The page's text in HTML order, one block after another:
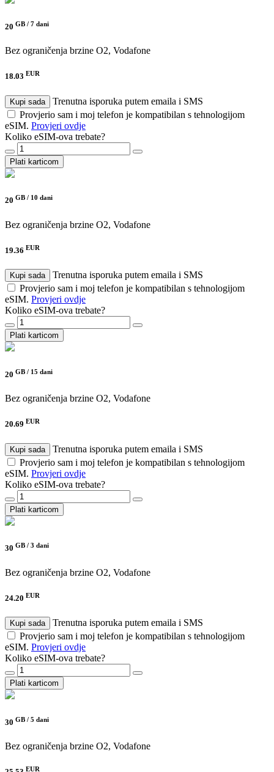
20 GB / 7 dani
Bez ograničenja brzine O2, Vodafone
18.03 EUR
Kupi sada
Trenutna isporuka putem emaila i SMS
Provjerio sam i moj telefon je kompatibilan s tehnologijom
eSIM. Provjeri ovdje
Koliko eSIM-ova trebate?
Plati karticom
20 GB / 10 dani
Bez ograničenja brzine O2, Vodafone
19.36 EUR
Kupi sada
Trenutna isporuka putem emaila i SMS
Provjerio sam i moj telefon je kompatibilan s tehnologijom
eSIM. Provjeri ovdje
Koliko eSIM-ova trebate?
Plati karticom
20 GB / 15 dani
Bez ograničenja brzine O2, Vodafone
20.69 EUR
Kupi sada
Trenutna isporuka putem emaila i SMS
Provjerio sam i moj telefon je kompatibilan s tehnologijom
eSIM. Provjeri ovdje
Koliko eSIM-ova trebate?
Plati karticom
30 GB / 3 dani
Bez ograničenja brzine O2, Vodafone
24.20 EUR
Kupi sada
Trenutna isporuka putem emaila i SMS
Provjerio sam i moj telefon je kompatibilan s tehnologijom
eSIM. Provjeri ovdje
Koliko eSIM-ova trebate?
Plati karticom
30 GB / 5 dani
Bez ograničenja brzine O2, Vodafone
EUR